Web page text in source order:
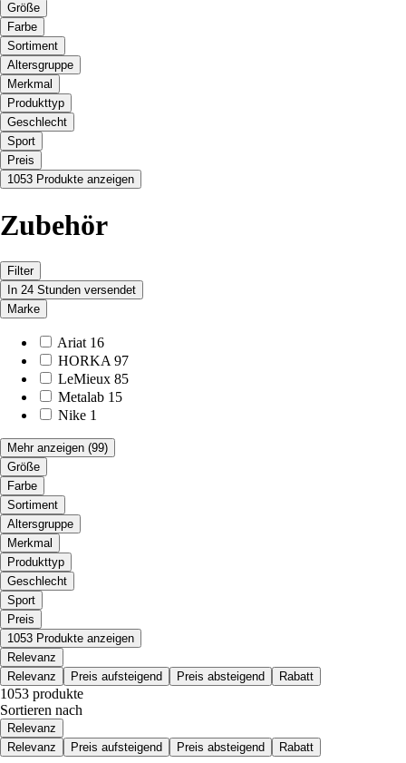
Größe
Farbe
Sortiment
Altersgruppe
Merkmal
Produkttyp
Geschlecht
Sport
Preis
1053 Produkte anzeigen
Zubehör
Filter
In 24 Stunden versendet
Marke
Ariat 16
HORKA 97
LeMieux 85
Metalab 15
Nike 1
Mehr anzeigen (99)
Größe
Farbe
Sortiment
Altersgruppe
Merkmal
Produkttyp
Geschlecht
Sport
Preis
1053 Produkte anzeigen
Relevanz
Relevanz
Preis aufsteigend Preis absteigend Rabatt
1053 produkte
Sortieren nach
Relevanz
Relevanz
Preis aufsteigend Preis absteigend Rabatt